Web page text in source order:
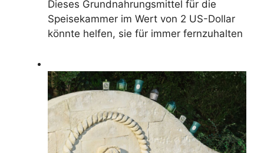
Dieses Grundnahrungsmittel für die
Speisekammer im Wert von 2 US-Dollar
könnte helfen, sie für immer fernzuhalten